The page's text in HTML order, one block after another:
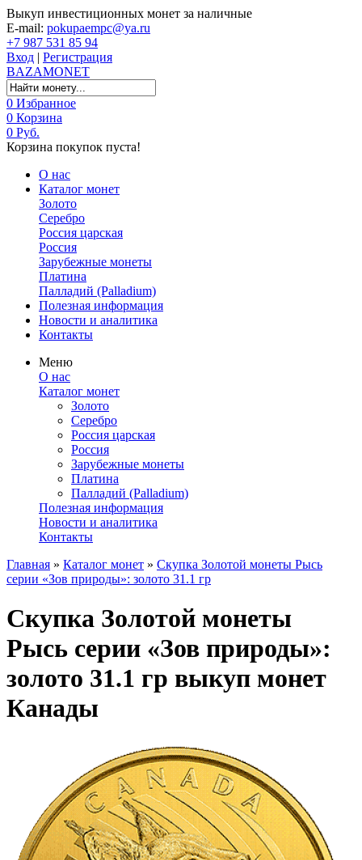
Выкуп инвестиционных монет за наличные
E-mail: pokupaempc@ya.ru
+7 987 531 85 94
Вход | Регистрация
BAZAMONET
0 Избранное
0 Корзина
0 Руб.
Корзина покупок пуста!
О нас
Каталог монет
Золото
Серебро
Россия царская
Россия
Зарубежные монеты
Платина
Палладий (Palladium)
Полезная информация
Новости и аналитика
Контакты
Меню
О нас
Каталог монет
Золото
Серебро
Россия царская
Россия
Зарубежные монеты
Платина
Палладий (Palladium)
Полезная информация
Новости и аналитика
Контакты
Главная » Каталог монет » Скупка Золотой монеты Рысь
серии «Зов природы»: золото 31.1 гр
Скупка Золотой монеты
Рысь серии «Зов природы»:
золото 31.1 гр выкуп монет
Канады